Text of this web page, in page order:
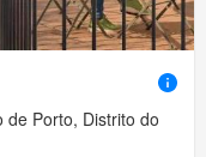
Porto, Distrito do